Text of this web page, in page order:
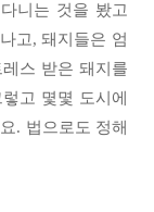
니는 것을 봤고
고, 돼지들은 엄
스 받은 돼지를
고 몇몇 도시에
. 법으로도 정해